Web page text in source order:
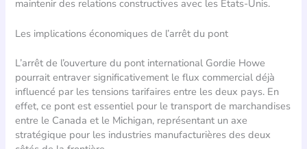
maintenir des relations constructives avec les États-Unis.
Les implications économiques de l’arrêt du pont
L’arrêt de l’ouverture du pont international Gordie Howe
pourrait entraver significativement le flux commercial déjà
influencé par les tensions tarifaires entre les deux pays. En
effet, ce pont est essentiel pour le transport de marchandises
entre le Canada et le Michigan, représentant un axe
stratégique pour les industries manufacturières des deux